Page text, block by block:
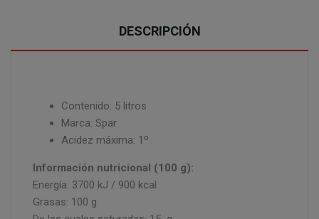
DESCRIPCIÓN
Contenido: 5 litros
Marca: Spar
Acidez máxima: 1º
Información nutricional (100 g):
Energía: 3700 kJ / 900 kcal
Grasas: 100 g